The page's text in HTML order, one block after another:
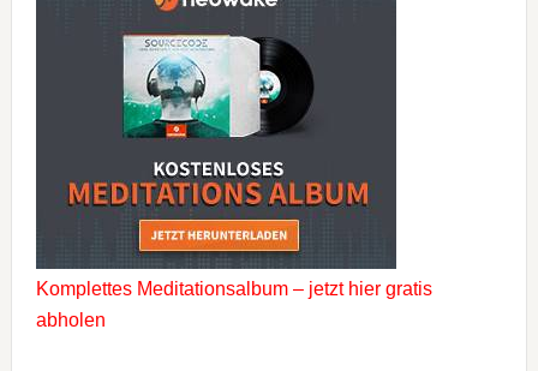
Komplettes Meditationsalbum – jetzt hier gratis
abholen